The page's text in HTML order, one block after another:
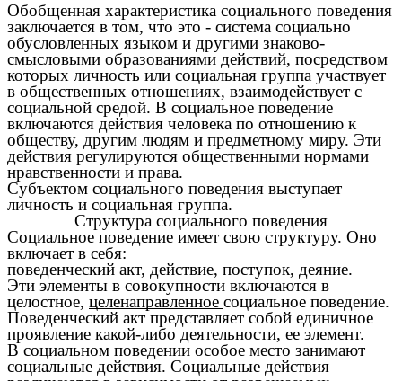
Обобщенная характеристика социального поведения
заключается в том, что это - система социально
обусловленных языком и другими знаково-
смысловыми образованиями действий, посредством
которых личность или социальная группа участвует
в общественных отношениях, взаимодействует с
социальной средой. В социальное поведение
включаются действия человека по отношению к
обществу, другим людям и предметному миру. Эти
действия регулируются общественными нормами
нравственности и права.
Субъектом социального поведения выступает
личность и социальная группа.
Структура социального поведения
Социальное поведение имеет свою структуру. Оно
включает в себя:
поведенческий акт, действие, поступок, деяние.
Эти элементы в совокупности включаются в
целостное, целенаправленное социальное поведение.
Поведенческий акт представляет собой единичное
проявление какой-либо деятельности, ее элемент.
В социальном поведении особое место занимают
социальные действия. Социальные действия